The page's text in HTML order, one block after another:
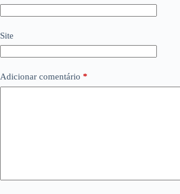
Site
Adicionar comentário *